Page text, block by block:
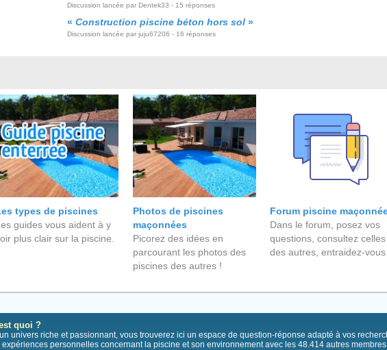
Discussion lancée par Dentek33 - 15 réponses
« Construction piscine béton hors sol »
Discussion lancée par juju67206 - 16 réponses
types de piscines
guides vous aident à y
plus clair sur la piscine.
Photos de piscines
maçonnées
Picorez des idées en
parcourant les photos des
piscines des autres !
Forum piscine
Dans le forum, posez vos
questions, consultez celles
des autres, entraidez-
quoi ?
univers riche et passionnant, vous trouverez ici un espace de question-réponse adapté à vos
personnelles concernant la piscine et son environnement avec les 48.414 autres membres